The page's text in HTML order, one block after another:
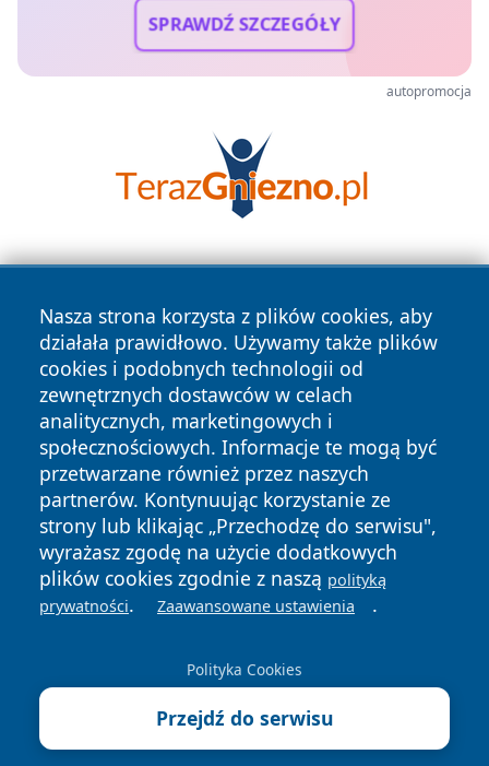
SPRAWDŹ SZCZEGÓŁY
autopromocja
Nasza strona korzysta z plików cookies, aby
działała prawidłowo. Używamy także plików
cookies i podobnych technologii od
zewnętrznych dostawców w celach
analitycznych, marketingowych i
społecznościowych. Informacje te mogą być
przetwarzane również przez naszych
partnerów. Kontynuując korzystanie ze
strony lub klikając „Przechodzę do serwisu",
wyrażasz zgodę na użycie dodatkowych
plików cookies zgodnie z naszą polityką
prywatności. Zaawansowane ustawienia .
Polityka Cookies
Przejdź do serwisu
Copyright © 2026 portalkalisz.pl Wszystkie prawa
zastrzeżone.
News Autorzy
Polityka
Prywatności
Polityka
Cookies